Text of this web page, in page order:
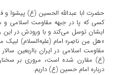
حضرت ابا عبدالله الحسین (ع) پیشوا و
کسی که پا در جبهه مقاومت اسلامی و
ایشان توسل می‌کند و با ورودش در این
«هل مِن ناصِر» امام (علیه‌السلام) لبیک
مقاومت اسلامی در ایران بااربعین
(ع) مقارن شده است، مروری بر
درباره امام حسین (ع) داریم.